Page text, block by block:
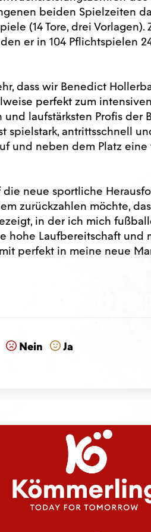
beiden Spielzeiten
(14 Tore, drei
er in 104 Pflichtspielen
dass wir Benedict
perfekt zum
laufstärksten Profis der
antrittsschnell
und neben dem Platz
neue sportliche
zurückzahlen möchte,
in der ich mich
Laufbereitschaft und
perfekt in meine neue
Nein Ja